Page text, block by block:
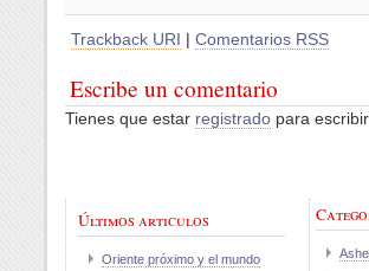
Trackback URI | Comentarios RSS
Escribe un comentario
Tienes que estar registrado para
Últimos articulos
Oriente próximo y el mundo